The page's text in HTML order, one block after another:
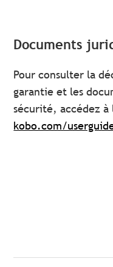
Documents
Pour consulter la
garantie et les
sécurité, accédez à
kobo.com/